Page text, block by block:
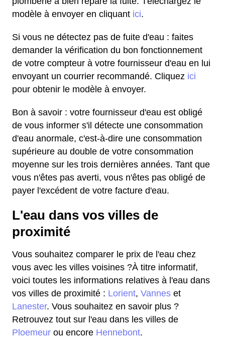
modèle à envoyer en cliquant ici.
Si vous ne détectez pas de fuite d'eau : faites
demander la vérification du bon fonctionnement
de votre compteur à votre fournisseur d'eau en lui
envoyant un courrier recommandé. Cliquez ici
pour obtenir le modèle à envoyer.
Bon à savoir : votre fournisseur d'eau est obligé
de vous informer s'il détecte une consommation
d'eau anormale, c'est-à-dire une consommation
supérieure au double de votre consommation
moyenne sur les trois dernières années. Tant que
vous n'êtes pas averti, vous n'êtes pas obligé de
payer l'excédent de votre facture d'eau.
L'eau dans vos villes de
proximité
Vous souhaitez comparer le prix de l'eau chez
vous avec les villes voisines ?À titre informatif,
voici toutes les informations relatives à l'eau dans
vos villes de proximité : Lorient, Vannes et
Lanester. Vous souhaitez en savoir plus ?
Retrouvez tout sur l'eau dans les villes de
Ploemeur ou encore Hennebont.